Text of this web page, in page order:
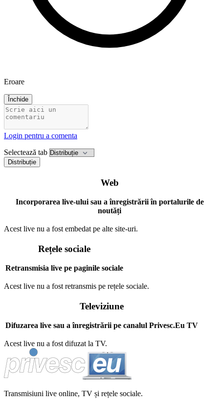
Eroare
Închide
Login pentru a comenta
Selectează tab
Distribuție
Web
Incorporarea live-ului sau a înregistrării în portalurile de
noutăți
Acest live nu a fost embedat pe alte site-uri.
Rețele sociale
Retransmisia live pe paginile sociale
Acest live nu a fost retransmis pe rețele sociale.
Televiziune
Difuzarea live sau a înregistrării pe canalul Privesc.Eu TV
Acest live nu a fost difuzat la TV.
Transmisiuni live online, TV și rețele sociale.